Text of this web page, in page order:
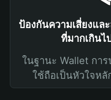
ป้องกันความเสี่ยงแ
ที่มากเกินไ
ในฐานะ Wallet กา
ใช้ถือเป็นหัวใจหลั